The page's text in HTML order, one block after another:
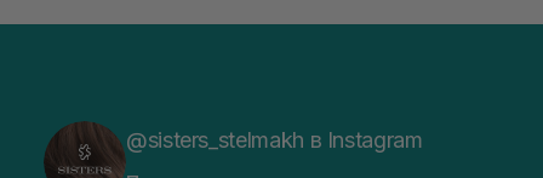
@sisters_stelmakh в Instagram